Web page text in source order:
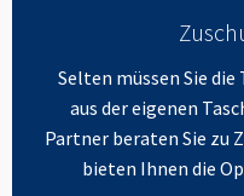
Selten müssen Sie
aus der eigenen
Partner beraten Sie zu
bieten Ihnen die